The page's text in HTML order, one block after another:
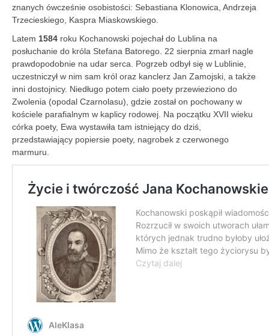
znanych ówcześnie osobistości: Sebastiana Klonowica, Andrzeja
Trzecieskiego, Kaspra Miaskowskiego.
Latem 1584 roku Kochanowski pojechał do Lublina na
posłuchanie do króla Stefana Batorego. 22 sierpnia zmarł nagle
prawdopodobnie na udar serca. Pogrzeb odbył się w Lublinie,
uczestniczył w nim sam król oraz kanclerz Jan Zamojski, a także
inni dostojnicy. Niedługo potem ciało poety przewieziono do
Zwolenia (opodal Czarnolasu), gdzie został on pochowany w
kościele parafialnym w kaplicy rodowej. Na początku XVII wieku
córka poety, Ewa wystawiła tam istniejący do dziś,
przedstawiający popiersie poety, nagrobek z czerwonego
marmuru.